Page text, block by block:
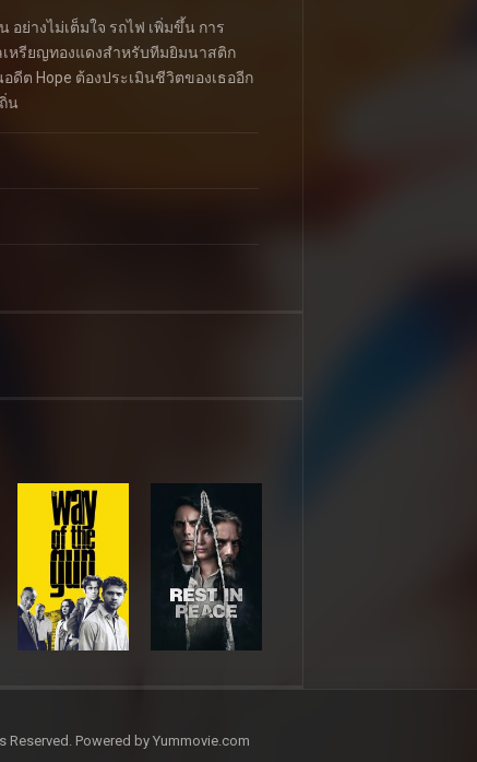
ย่างไม่เต็มใจ รถไฟ เพิ่มขึ้น การ
เหรียญทองแดงสำหรับทีมยิมนาสติก
ต Hope ต้องประเมินชีวิตของเธออีก
น
Powered by Yummovie.com